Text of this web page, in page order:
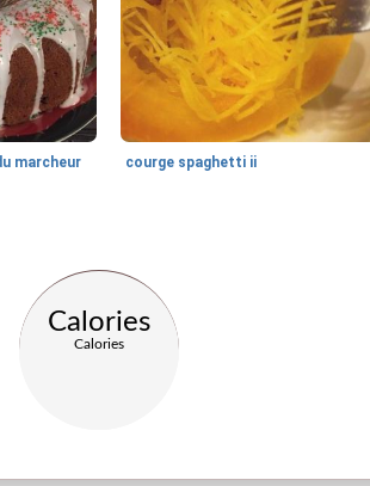
marcheur courge spaghetti ii
Calories
Calories